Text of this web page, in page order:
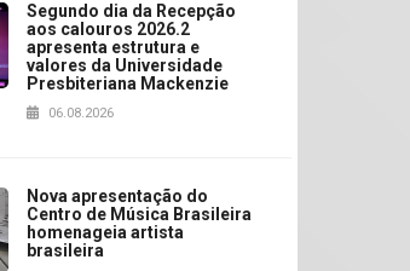
Segundo dia da Recepção
aos calouros 2026.2
apresenta estrutura e
valores da Universidade
Presbiteriana Mackenzie
06.08.2026
Nova apresentação do
Centro de Música Brasileira
homenageia artista
brasileira